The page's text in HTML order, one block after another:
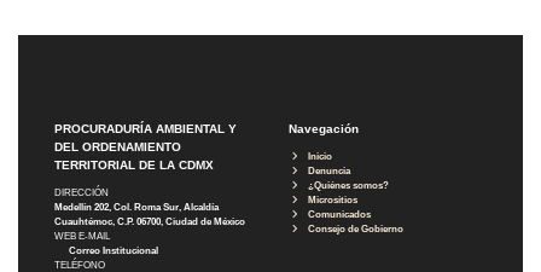
PROCURADURÍA AMBIENTAL Y
DEL ORDENAMIENTO
TERRITORIAL DE LA CDMX
DIRECCIÓN
Medellín 202, Col. Roma Sur, Alcaldía
Cuauhtémoc, C.P. 06700, Ciudad de México
WEB E-MAIL
Correo Institucional
TELÉFONO
Navegación
Inicio
Denuncia
¿Quiénes somos?
Micrositios
Comunicados
Consejo de Gobierno